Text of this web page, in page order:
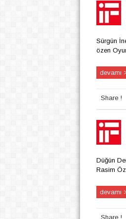
Sürgün
özen
devamı
Share !
Düğün
Rasim
devamı
Share !